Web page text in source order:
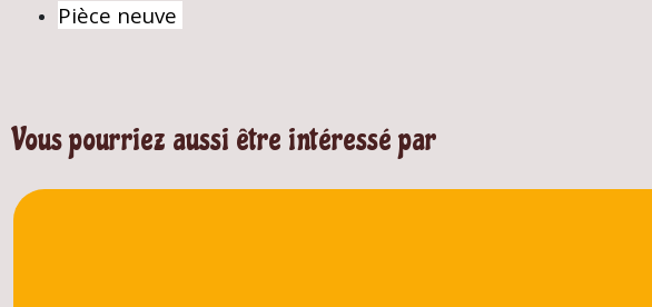
Pièce neuve
Vous pourriez aussi être intéressé par